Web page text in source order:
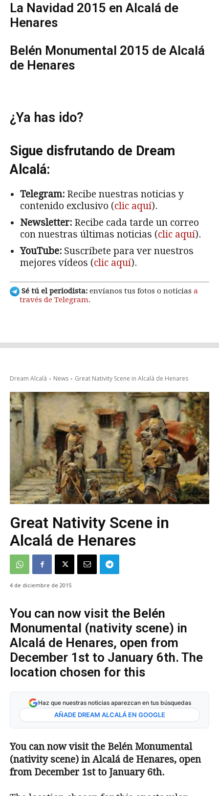
La Navidad 2015 en Alcalá de
Henares
Belén Monumental 2015 de Alcalá
de Henares
¿Ya has ido?
Sigue disfrutando de Dream
Alcalá:
Telegram: Recibe nuestras noticias y
contenido exclusivo (clic aquí).
Newsletter: Recibe cada tarde un correo
con nuestras últimas noticias (clic aquí).
YouTube: Suscríbete para ver nuestros
mejores vídeos (clic aquí).
Sé tú el periodista: envíanos tus fotos o noticias a
través de Telegram.